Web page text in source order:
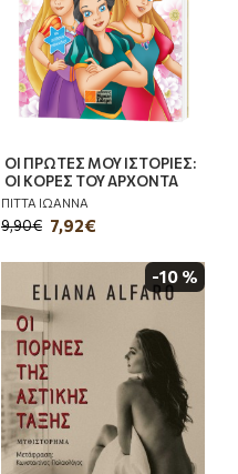
ΟΙ ΠΡΩΤΕΣ ΜΟΥ ΙΣΤΟΡΙΕΣ:
ΟΙ ΚΟΡΕΣ ΤΟΥ ΑΡΧΟΝΤΑ
ΠΙΤΤΑ ΙΩΑΝΝΑ
7,92€
9,90€
-10 %